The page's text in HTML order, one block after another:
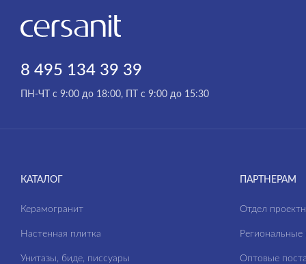
8 495 134 39 39
ПН-ЧТ с 9:00 до 18:00, ПТ с 9:00 до 15:30
КАТАЛОГ
Керамогранит
Настенная плитка
Унитазы, биде, писсуары
ПАРТНЕРАМ
Отдел
Региональные
Оптовые